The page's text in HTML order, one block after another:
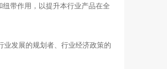
带作用，以提升本行业产品在全
发展的规划者、行业经济政策的